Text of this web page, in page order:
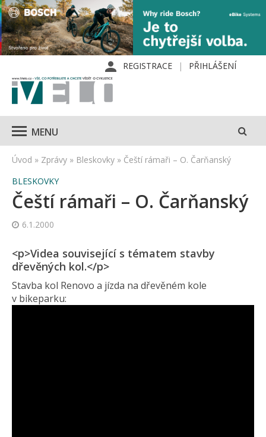
REGISTRACE PŘIHLÁŠENÍ
MENU
Úvod » Zprávy » Bleskovky » Čeští rámaři – O. Čarňanský
BLESKOVKY
Čeští rámaři – O. Čarňanský
6.1.2000
<p>Videa související s tématem stavby
dřevěných kol.</p>
Stavba kol Renovo a jízda na dřevěném kole
v bikeparku: